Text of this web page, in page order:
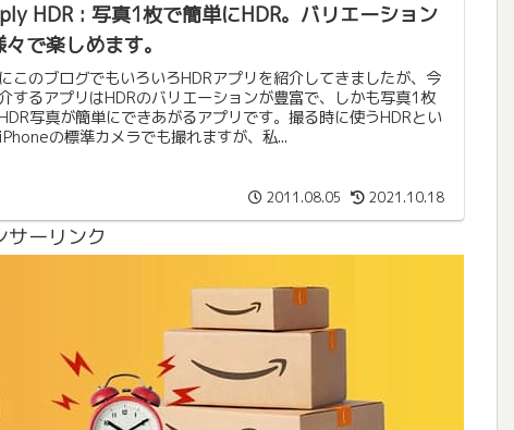
HDR : 写真1枚で簡単にHDR。バリエーション
で楽しめます。
このブログでもいろいろHDRアプリを紹介してきましたが、今
するアプリはHDRのバリエーションが豊富で、しかも写真1枚
写真が簡単にできあがるアプリです。撮る時に使うHDRとい
の標準カメラでも撮れますが、私...
2011.08.05 2021.10.18
サーリンク